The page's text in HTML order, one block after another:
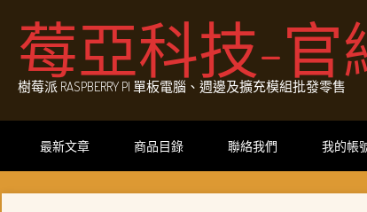
content莓亞科技-官
樹莓派 RASPBERRY PI 單板電腦、週邊及擴充模組批發零售
最新文章 商品目錄 聯絡我們 我的帳